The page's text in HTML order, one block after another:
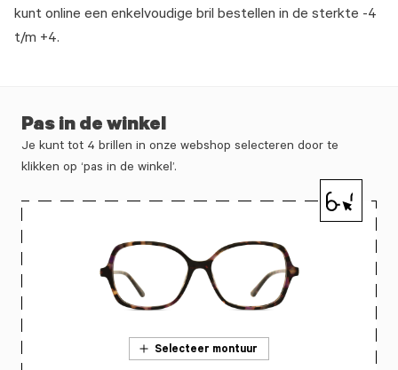
kunt online een enkelvoudige bril bestellen in de sterkte -4
t/m +4.
Pas in de winkel
Je kunt tot 4 brillen in onze webshop selecteren door te
klikken op ‘pas in de winkel’.
Selecteer montuur